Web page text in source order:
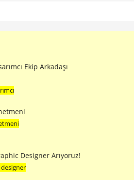
Ekip Arkadaşı
Designer Arıyoruz!